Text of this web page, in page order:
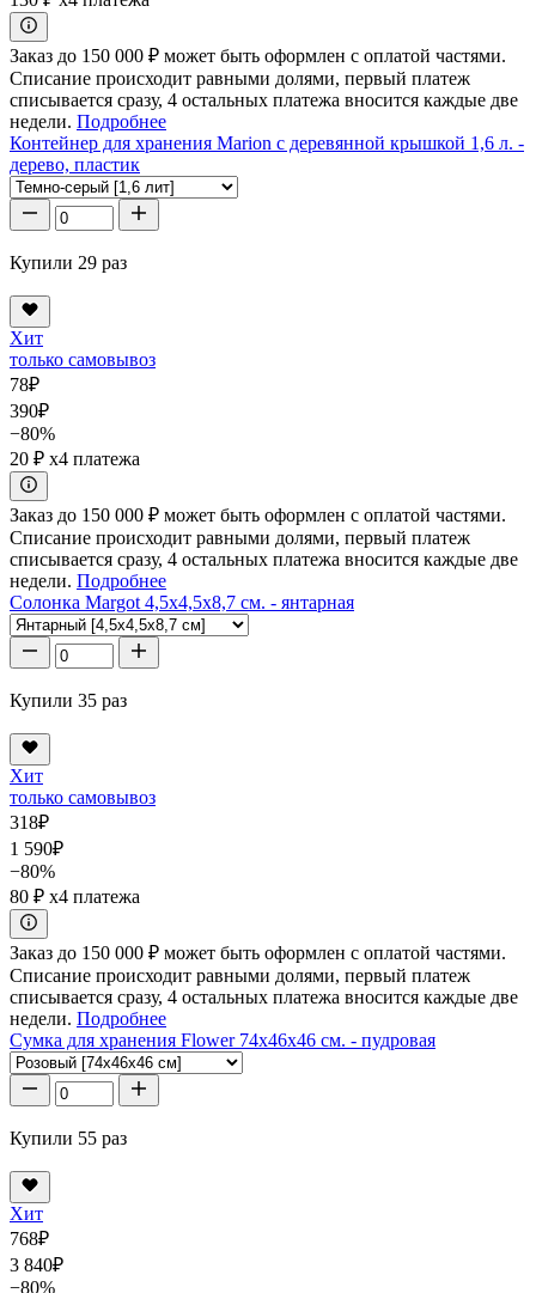
Заказ до 150 000 ₽ может быть оформлен с оплатой частями.
Списание происходит равными долями, первый платеж
списывается сразу, 4 остальных платежа вносится каждые две
недели. Подробнее
Контейнер для хранения Marion с деревянной крышкой 1,6 л. -
дерево, пластик
Купили 29 раз
Хит
только самовывоз
78₽
390₽
−80%
20 ₽ x4 платежа
Заказ до 150 000 ₽ может быть оформлен с оплатой частями.
Списание происходит равными долями, первый платеж
списывается сразу, 4 остальных платежа вносится каждые две
недели. Подробнее
Солонка Margot 4,5x4,5x8,7 см. - янтарная
Купили 35 раз
Хит
только самовывоз
318₽
1 590₽
−80%
80 ₽ x4 платежа
Заказ до 150 000 ₽ может быть оформлен с оплатой частями.
Списание происходит равными долями, первый платеж
списывается сразу, 4 остальных платежа вносится каждые две
недели. Подробнее
Сумка для хранения Flower 74x46x46 см. - пудровая
Купили 55 раз
Хит
768₽
3 840₽
−80%